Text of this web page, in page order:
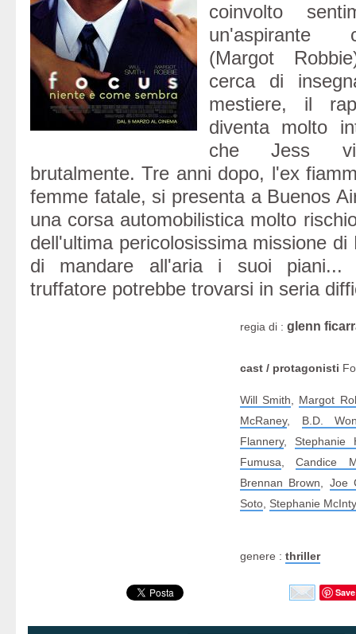
coinvolto
un'aspirante
(Margot
cerca di
mestiere, il
diventa molto
che Jess
brutalmente. Tre anni dopo, l'ex
femme fatale, si presenta a Buenos
una corsa automobilistica molto
dell'ultima pericolosissima missione
di mandare all'aria i suoi piani...
truffatore potrebbe trovarsi in seria
regia di : glenn
cast / protagonisti
Will Smith
Margot
McRaney, B.D.
Flannery, Stephanie
Fumusa ,Candice
Brennan Brown
Joe
Soto Stephanie
genere : thriller
Save